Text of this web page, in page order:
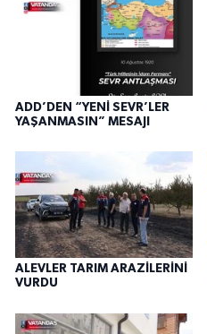
ADD’DEN “YENİ SEVR’LER
YAŞANMASIN” MESAJI
ALEVLER TARIM ARAZİLERİNİ
VURDU